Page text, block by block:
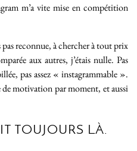
m’a vite mise en compétition
reconnue, à chercher à tout prix
aux autres, j’étais nulle. Pas
pas assez « instagrammable ».
motivation par moment, et aussi
TOUJOURS LÀ.